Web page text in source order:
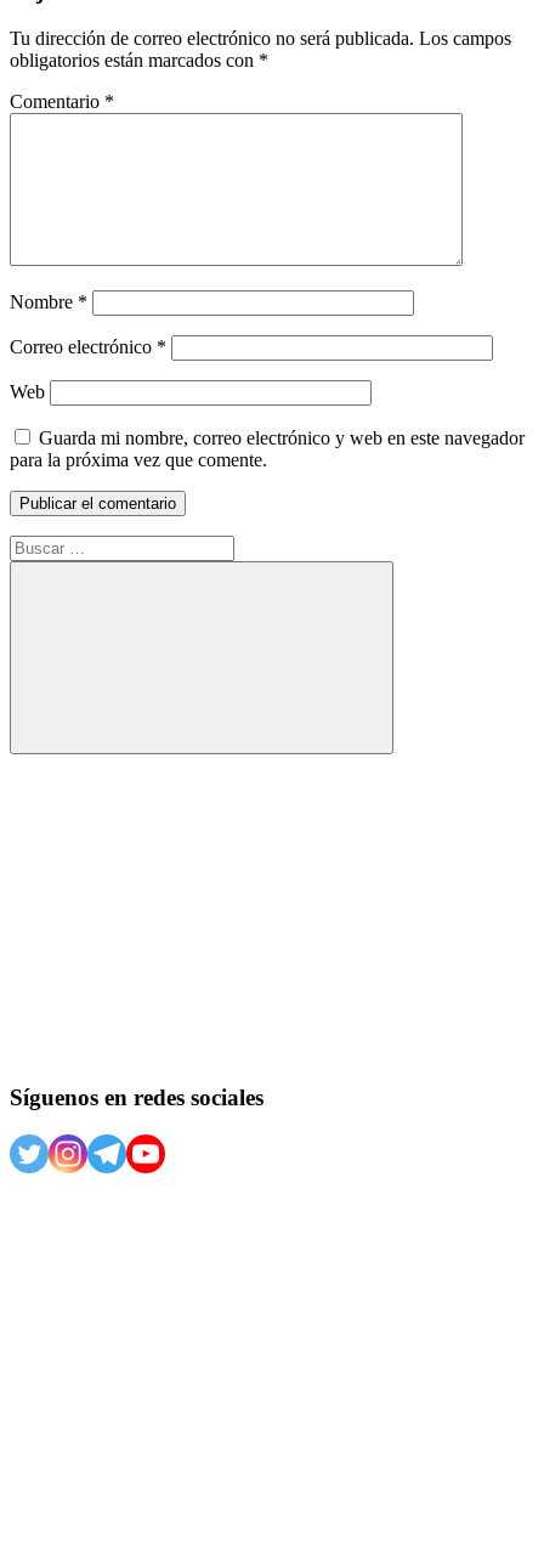
Tu dirección de correo electrónico no será publicada. Los campos
obligatorios están marcados con *
Comentario *
Nombre *
Correo electrónico *
Web
Guarda mi nombre, correo electrónico y web en este navegador
para la próxima vez que comente.
Buscar:
Buscar
Síguenos en redes sociales